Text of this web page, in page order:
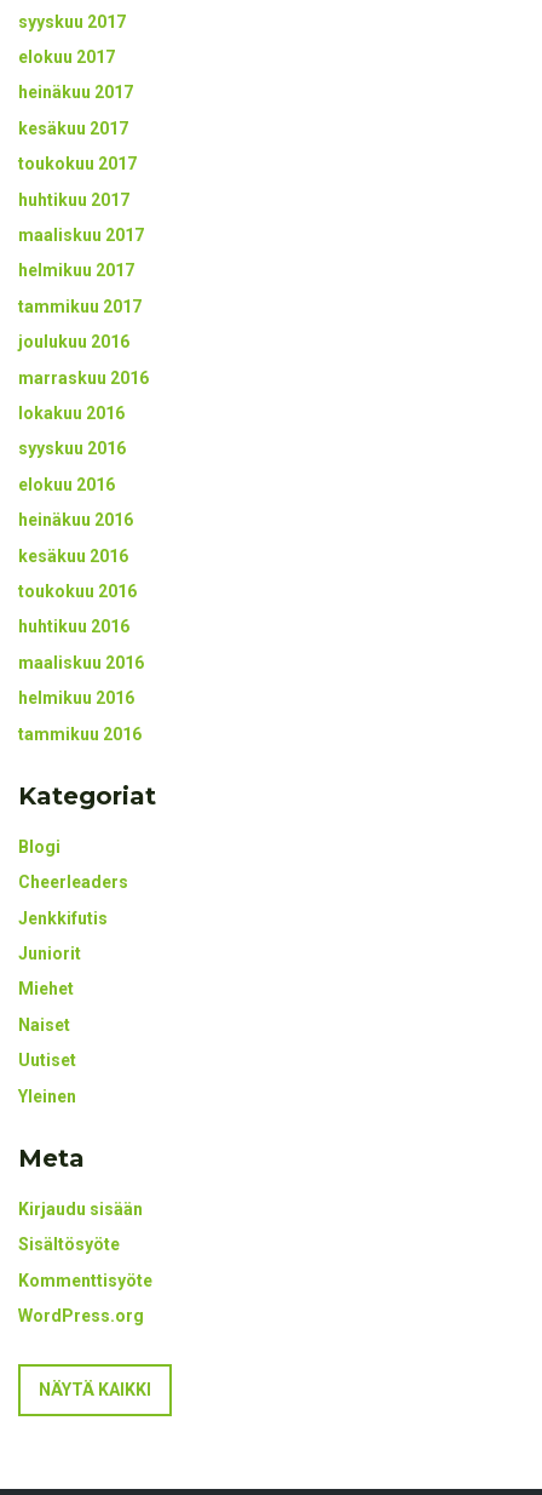
syyskuu 2017
elokuu 2017
heinäkuu 2017
kesäkuu 2017
toukokuu 2017
huhtikuu 2017
maaliskuu 2017
helmikuu 2017
tammikuu 2017
joulukuu 2016
marraskuu 2016
lokakuu 2016
syyskuu 2016
elokuu 2016
heinäkuu 2016
kesäkuu 2016
toukokuu 2016
huhtikuu 2016
maaliskuu 2016
helmikuu 2016
tammikuu 2016
Kategoriat
Blogi
Cheerleaders
Jenkkifutis
Juniorit
Miehet
Naiset
Uutiset
Yleinen
Meta
Kirjaudu sisään
Sisältösyöte
Kommenttisyöte
WordPress.org
NÄYTÄ KAIKKI